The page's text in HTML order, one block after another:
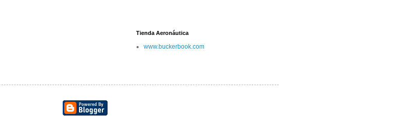
Tienda Aeronáutica
www.buckerbook.com